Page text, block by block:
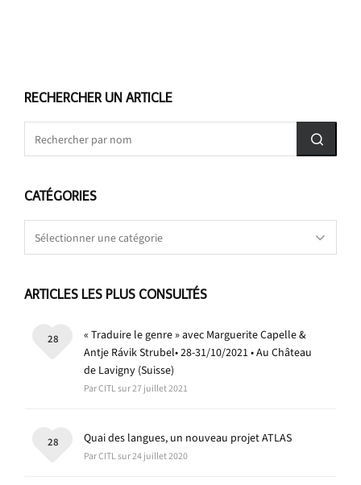
RECHERCHER UN ARTICLE
CATÉGORIES
ARTICLES LES PLUS CONSULTÉS
« Traduire le genre » avec Marguerite Capelle &
Antje Rávik Strubel• 28-31/10/2021 • Au Château
de Lavigny (Suisse)
Par CITL sur 27 juillet 2021
28
Quai des langues, un nouveau projet ATLAS
Par CITL sur 24 juillet 2020
28